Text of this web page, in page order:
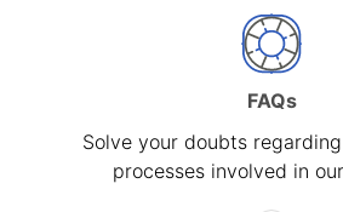
FAQs
Solve your doubts
processes involved in